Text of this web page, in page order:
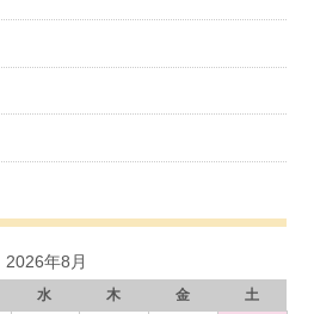
2026年8月
水 木 金 土